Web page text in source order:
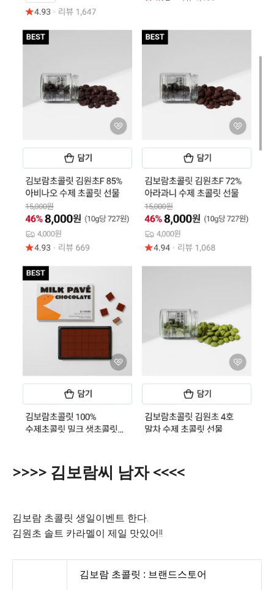
>>>> 김보람씨 남자 <<<<
김보람 초콜릿 생일이벤트 한다.
김원초 솔트 카라멜이 제일 맛있어!!
김보람 초콜릿 : 브랜드스토어